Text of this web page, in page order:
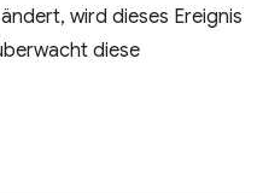
wird dieses Ereignis
diese